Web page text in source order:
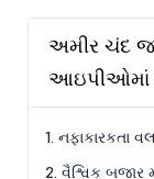
અમીર ચંદ
આઇપીઓમાં
1. નફાકારકતા
2. વૈશ્વિક બજાર